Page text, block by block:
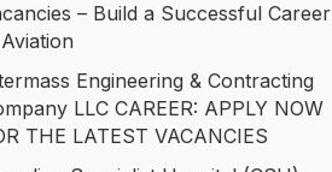
– Build a Successful Career
Engineering & Contracting
LLC CAREER: APPLY NOW
THE LATEST VACANCIES